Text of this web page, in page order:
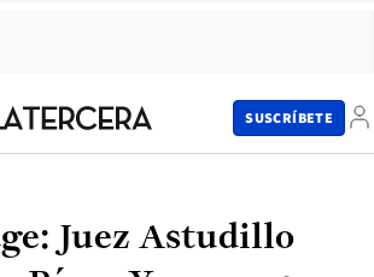
SUSCRÍBETE
Juez Astudillo